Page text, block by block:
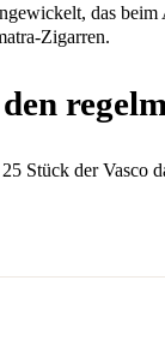
das
Zigarren.
Stück der